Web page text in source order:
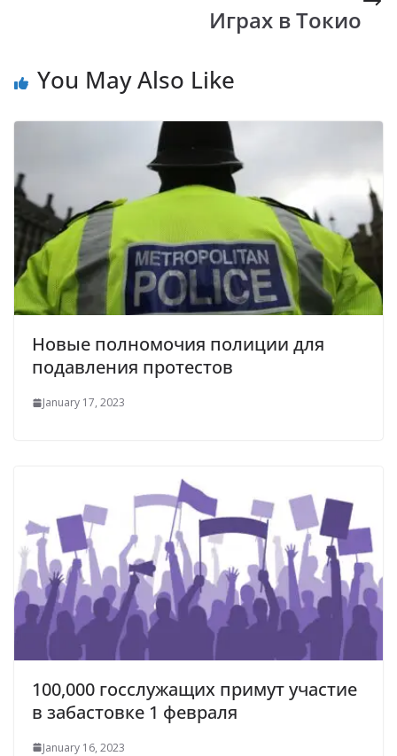
Играх в Токио
You May Also Like
Новые полномочия полиции для
подавления протестов
January 17, 2023
100,000 госслужащих примут участие
в забастовке 1 февраля
January 16, 2023